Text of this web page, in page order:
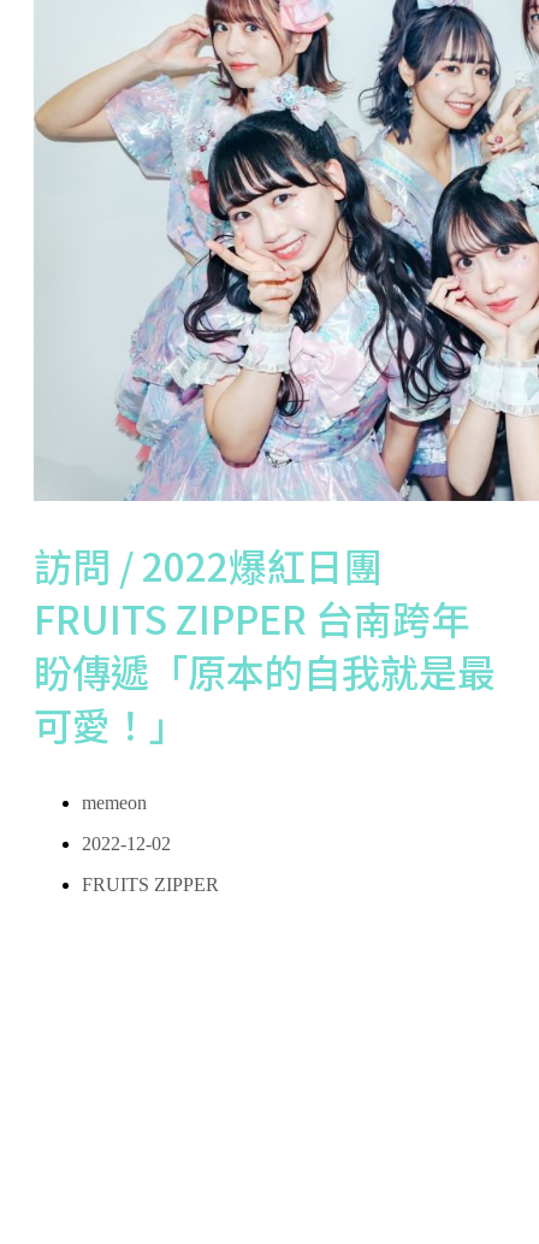
訪問 / 2022爆紅日團
FRUITS ZIPPER 台南跨年
盼傳遞「原本的自我就是最
可愛！」
memeon
2022-12-02
FRUITS ZIPPER